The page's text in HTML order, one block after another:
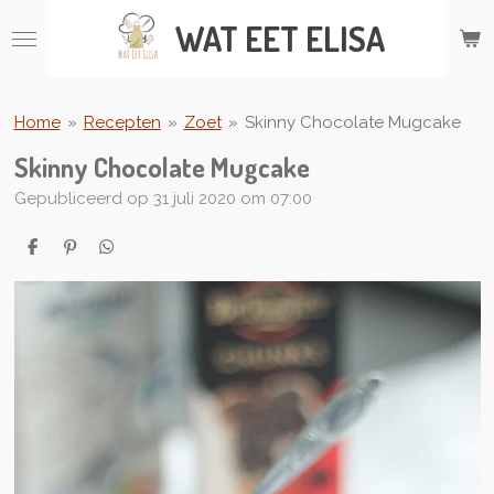
direct
hoofdinhoud
WAT EET ELISA
Home » Recepten » Zoet » Skinny Chocolate Mugcake
Skinny Chocolate Mugcake
Gepubliceerd op 31 juli 2020 om 07:00
D
l
P
n
D
l